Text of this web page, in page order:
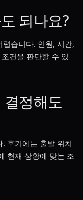
되나요?
습니다. 인원, 시간,
건을 판단할 수 있
정해도
후기에는 출발 위치
현재 상황에 맞는 조